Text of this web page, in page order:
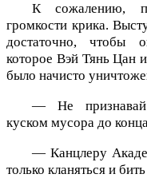
К сожалению,
громкости крика.
достаточно, чтобы
которое Вэй Тянь Цан
было начисто
— Не признавай
куском мусора до
— Канцлеру
только кланяться и